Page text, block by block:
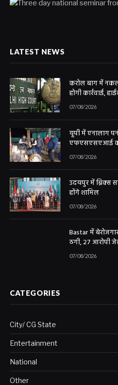
LATEST NEWS
करोल बाग में
होगी कार्रवाई,
07/08/2026
यूपी में एनालाग
एफएसएसएआई को
07/08/2026
उदयपुर में ब्रिक्स
होंगे शामिल
07/08/2026
Bastar में
ठगी, 27 आरोपी
07/08/2026
CATEGORIES
City/ CG State
Entertainment
National
Other